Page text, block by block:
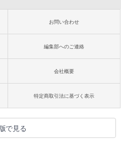
お問い合わせ
編集部へのご連絡
会社概要
特定商取引法に基づく表示
で見る